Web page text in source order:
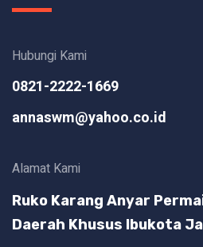
Hubungi Kami
0821-2222-1669
annaswm@yahoo.co.id
Alamat Kami
Ruko Karang Anyar
Daerah Khusus Ibukota